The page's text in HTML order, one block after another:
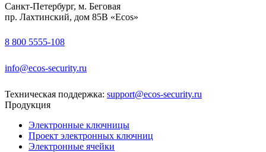
Санкт-Петербург, м. Беговая
пр. Лахтинский, дом 85В «Ecos»
8 800 5555-108
info@ecos-security.ru
Техническая поддержка: support@ecos-security.ru
Продукция
Электронные ключницы
Проект электронных ключниц
Электронные ячейки